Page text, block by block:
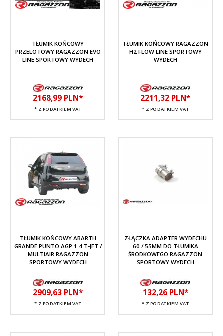
TŁUMIK KOŃCOWY
PRZELOTOWY RAGAZZON EVO
LINE SPORTOWY WYDECH
2168,99 PLN*
* Z PODATKIEM VAT
TŁUMIK KOŃCOWY RAGAZZON
H2 FLOW LINE SPORTOWY
WYDECH
2211,32 PLN*
* Z PODATKIEM VAT
TŁUMIK KOŃCOWY ABARTH
GRANDE PUNTO AGP 1.4 T-JET /
MULTIAIR RAGAZZON
SPORTOWY WYDECH
2909,63 PLN*
* Z PODATKIEM VAT
ZŁĄCZKA ADAPTER WYDECHU
60 / 55MM DO TŁUMIKA
ŚRODKOWEGO RAGAZZON
SPORTOWY WYDECH
132,26 PLN*
* Z PODATKIEM VAT